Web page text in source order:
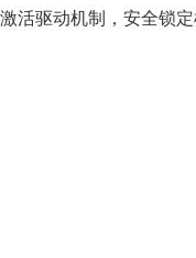
驱动机制，安全锁